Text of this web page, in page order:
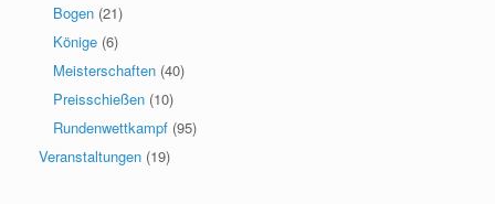
Bogen (21)
Könige (6)
Meisterschaften (40)
Preisschießen (10)
Rundenwettkampf (95)
Veranstaltungen (19)